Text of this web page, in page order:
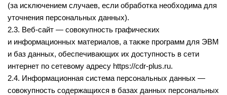
(за исключением случаев, если обработка необходима для
уточнения персональных данных).
2.3. Веб-сайт — совокупность графических
и информационных материалов, а также программ для ЭВМ
и баз данных, обеспечивающих их доступность в сети
интернет по сетевому адресу https://cdr-plus.ru.
2.4. Информационная система персональных данных —
совокупность содержащихся в базах данных персональных